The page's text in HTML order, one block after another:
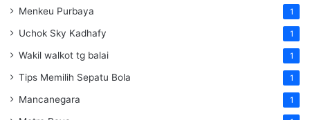
Menkeu Purbaya 1
Uchok Sky Kadhafy 1
Wakil walkot tg balai 1
Tips Memilih Sepatu Bola 1
Mancanegara 1